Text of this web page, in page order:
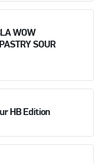
WOW
SOUR
HB Edition